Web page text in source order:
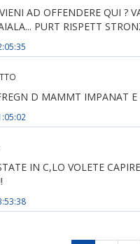
AD OFFENDERE QUI ?
PURT RISPETT
D MAMMT IMPANAT E
IN C,LO VOLETE